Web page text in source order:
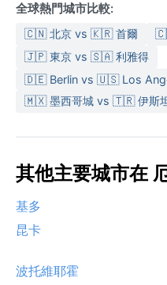
全球熱門城市比較:
🇨🇳 北京 vs 🇰🇷 首爾
🇯🇵 東京 vs 🇸🇦 利雅得
🇩🇪 Berlin vs 🇺🇸 Los
🇲🇽 墨西哥城 vs 🇹🇷 伊斯
其他主要城市在
基多
昆卡
波托維耶霍